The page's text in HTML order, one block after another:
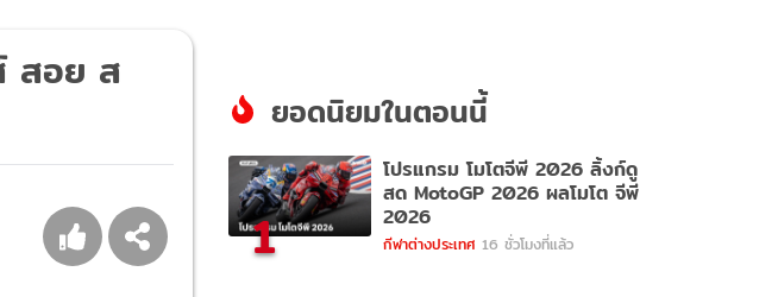
สอย ส
ยอดนิยมในตอนนี้
1
โปรแกรม โมโตจีพี 2026 ลิ้งก์ดู
สด MotoGP 2026 ผลโมโต จีพี
2026
กีฬาต่างประเทศ 16 ชั่วโมงที่แล้ว